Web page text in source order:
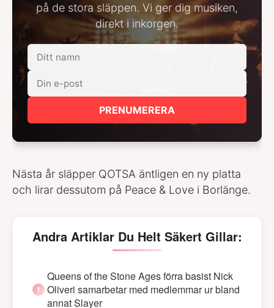
på de stora släppen. Vi ger dig musiken,
direkt i inkorgen.
PRENUMERERA
Nästa år släpper QOTSA äntligen en ny platta
och lirar dessutom på Peace & Love i Borlänge.
Andra Artiklar Du Helt Säkert Gillar:
Queens of the Stone Ages förra basist Nick
Oliveri samarbetar med medlemmar ur bland
annat Slayer